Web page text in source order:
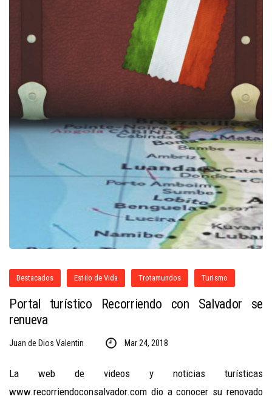
Destacados Estilo de Vida Trotamundos Turismo
Portal turístico Recorriendo con Salvador se
renueva
Juan de Dios Valentin Mar 24, 2018
La web de videos y noticias turísticas
www.recorriendoconsalvador.com dio a conocer su renovado